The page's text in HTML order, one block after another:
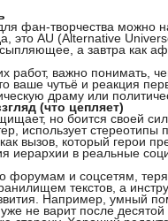
фан-творчества можно
это AU (Alternative
а завтра как
работ, важно понимать,
ваше чутьё и реакция
драму или
(что цепляет)
но боится своей
использует стереотипы
вызов, который герои
иерархии в реальные
и соцсетям,
текстов, а
Например, умный
не варит после десятой